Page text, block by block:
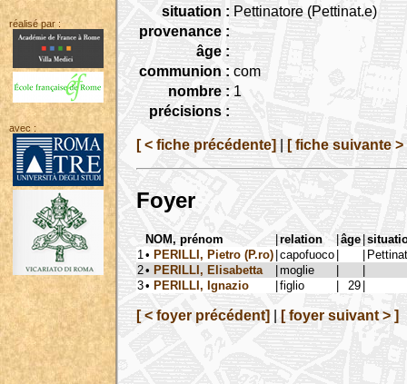
réalisé par :
avec :
situation : Pettinatore (Pettinat.e)
provenance :
âge :
communion : com
nombre : 1
précisions :
[ < fiche précédente] [ fiche suivante >
Foyer
NOM, prénom |relation |âge |
1 • PERILLI, Pietro (P.ro) |capofuoco | |
2• PERILLI, Elisabetta |moglie |
|
3• PERILLI, Ignazio |figlio | 29 |
[ < foyer précédent] [ foyer suivant > ]